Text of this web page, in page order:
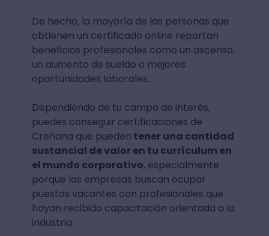
De hecho, la mayoría de las personas que
obtienen un certificado online reportan
beneficios profesionales como un ascenso,
un aumento de sueldo o mejores
oportunidades laborales.
Dependiendo de tu campo de interés,
puedes conseguir certificaciones de
Crehana que pueden tener una cantidad
sustancial de valor en tu currículum en
el mundo corporativo, especialmente
porque las empresas buscan ocupar
puestos vacantes con profesionales que
hayan recibido capacitación orientada a la
industria.